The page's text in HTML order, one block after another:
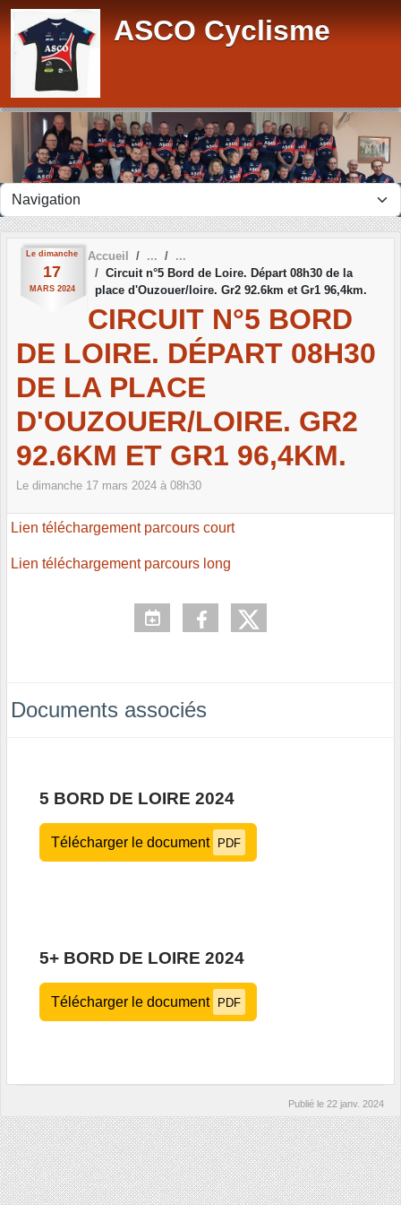
ASCO Cyclisme
Le dimanche
17
MARS 2024
Accueil
Circuit n°5 Bord de Loire. Départ 08h30 de la
place d'Ouzouer/loire. Gr2 92.6km et Gr1 96,4km.
CIRCUIT N°5 BORD
DE LOIRE. DÉPART 08H30
DE LA PLACE
D'OUZOUER/LOIRE. GR2
92.6KM ET GR1 96,4KM.
Le dimanche 17 mars 2024 à 08h30
Lien téléchargement parcours court
Lien téléchargement parcours long
Documents associés
5 BORD DE LOIRE 2024
Télécharger le document PDF
5+ BORD DE LOIRE 2024
Télécharger le document PDF
Publié le 22 janv. 2024
Panneau de gestion des cookies